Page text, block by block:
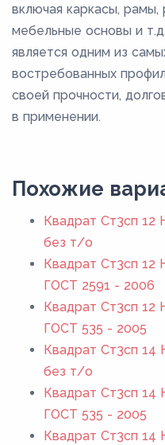
включая каркасы,
мебельные основы и
является одним из
востребованных
своей прочности,
в применении.
Похожие
Квадрат Ст3сп 12
без т/о
Квадрат Ст3сп 12
ГОСТ 2591 - 2006
Квадрат Ст3сп 12
ГОСТ 535 - 2005
Квадрат Ст3сп 14
без т/о
Квадрат Ст3сп 14
ГОСТ 535 - 2005
Квадрат Ст3сп 14